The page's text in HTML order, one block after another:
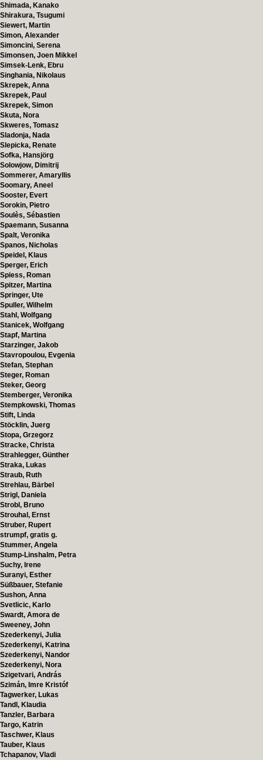
Shimada, Kanako
Shirakura, Tsugumi
Siewert, Martin
Simon, Alexander
Simoncini, Serena
Simonsen, Joen Mikkel
Simsek-Lenk, Ebru
Singhania, Nikolaus
Skrepek, Anna
Skrepek, Paul
Skrepek, Simon
Skuta, Nora
Skweres, Tomasz
Sladonja, Nada
Slepicka, Renate
Sofka, Hansjörg
Solowjow, Dimitrij
Sommerer, Amaryllis
Soomary, Aneel
Sooster, Evert
Sorokin, Pietro
Soulès, Sébastien
Spaemann, Susanna
Spalt, Veronika
Spanos, Nicholas
Speidel, Klaus
Sperger, Erich
Spiess, Roman
Spitzer, Martina
Springer, Ute
Spuller, Wilhelm
Stahl, Wolfgang
Stanicek, Wolfgang
Stapf, Martina
Starzinger, Jakob
Stavropoulou, Evgenia
Stefan, Stephan
Steger, Roman
Steker, Georg
Stemberger, Veronika
Stempkowski, Thomas
Stift, Linda
Stöcklin, Juerg
Stopa, Grzegorz
Stracke, Christa
Strahlegger, Günther
Straka, Lukas
Straub, Ruth
Strehlau, Bärbel
Strigl, Daniela
Strobl, Bruno
Strouhal, Ernst
Struber, Rupert
strumpf, gratis g.
Stummer, Angela
Stump-Linshalm, Petra
Suchy, Irene
Suranyi, Esther
Süßbauer, Stefanie
Sushon, Anna
Svetlicic, Karlo
Swardt, Amora de
Sweeney, John
Szederkenyi, Julia
Szederkenyi, Katrina
Szederkenyi, Nandor
Szederkenyi, Nora
Szigetvari, András
Szimán, Imre Kristóf
Tagwerker, Lukas
Tandl, Klaudia
Tanzler, Barbara
Targo, Katrin
Taschwer, Klaus
Tauber, Klaus
Tchapanov, Vladi